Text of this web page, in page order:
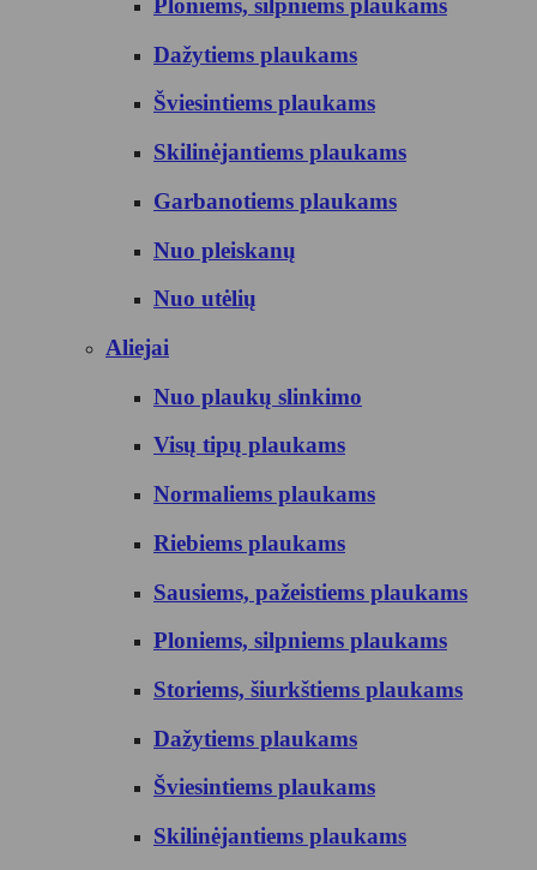
Ploniems, silpniems plaukams
Dažytiems plaukams
Šviesintiems plaukams
Skilinėjantiems plaukams
Garbanotiems plaukams
Nuo pleiskanų
Nuo utėlių
Aliejai
Nuo plaukų slinkimo
Visų tipų plaukams
Normaliems plaukams
Riebiems plaukams
Sausiems, pažeistiems plaukams
Ploniems, silpniems plaukams
Storiems, šiurkštiems plaukams
Dažytiems plaukams
Šviesintiems plaukams
Skilinėjantiems plaukams